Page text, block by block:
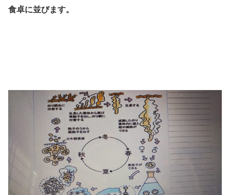
食卓に並びます。